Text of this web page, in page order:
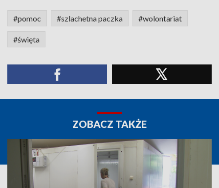
#pomoc #szlachetna paczka #wolontariat
#święta
ZOBACZ TAKŻE